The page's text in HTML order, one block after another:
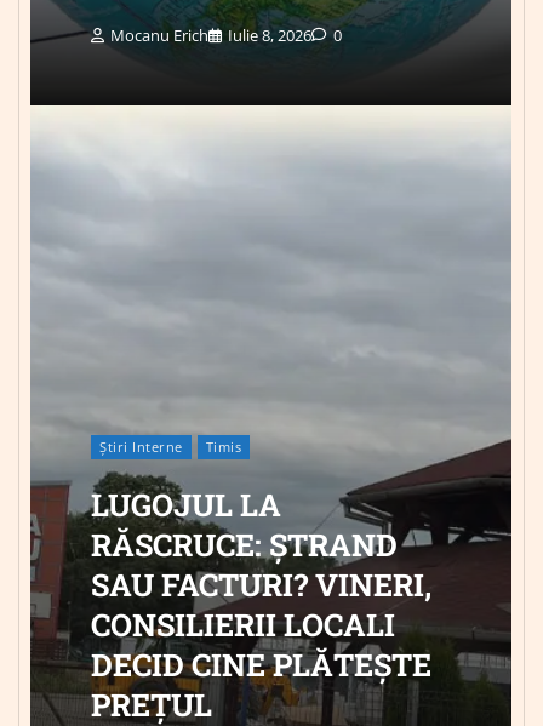
Mocanu Erich Iulie 8, 2026 0
Știri Interne Timis
LUGOJUL LA
RĂSCRUCE: ȘTRAND
SAU FACTURI? VINERI,
CONSILIERII LOCALI
DECID CINE PLĂTEȘTE
PREȚUL